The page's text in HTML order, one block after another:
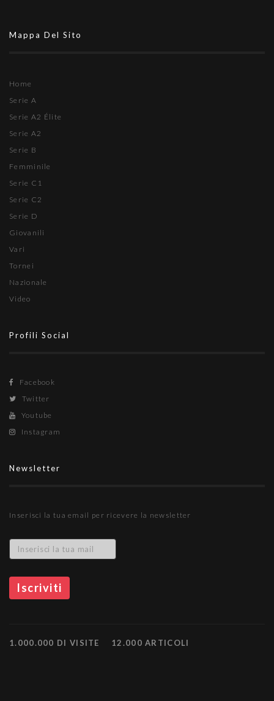
Mappa Del Sito
Home
Serie A
Serie A2 Élite
Serie A2
Serie B
Femminile
Serie C1
Serie C2
Serie D
Giovanili
Vari
Tornei
Nazionale
Video
Profili Social
Facebook
Twitter
Youtube
Instagram
Newsletter
Inserisci la tua email per ricevere la newsletter
1.000.000 DI VISITE 12.000 ARTICOLI